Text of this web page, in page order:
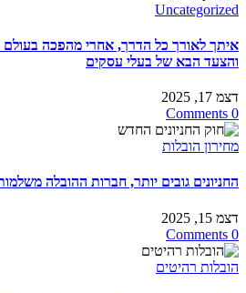
Uncategorized
והצעד הבא של בעלי עסקים
דצמ 17, 2025
0 Comments
מחירון הובלות
החניונים גובים יותר, חברות ההובלה
דצמ 15, 2025
0 Comments
הובלות רהיטים